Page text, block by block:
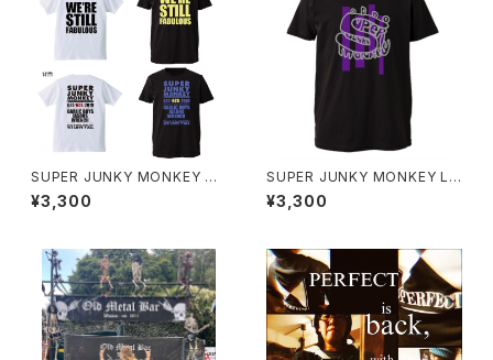
SUPER JUNKY MONKEY ウ
チらまだ素敵Tシャツ（グリーン
キーホルダー付き）
¥3,300
SUPER JUNKY MONKEY Lo
go by Hajime Anzai Tシャツ
（グリーンキーホルダー付き）
¥3,300